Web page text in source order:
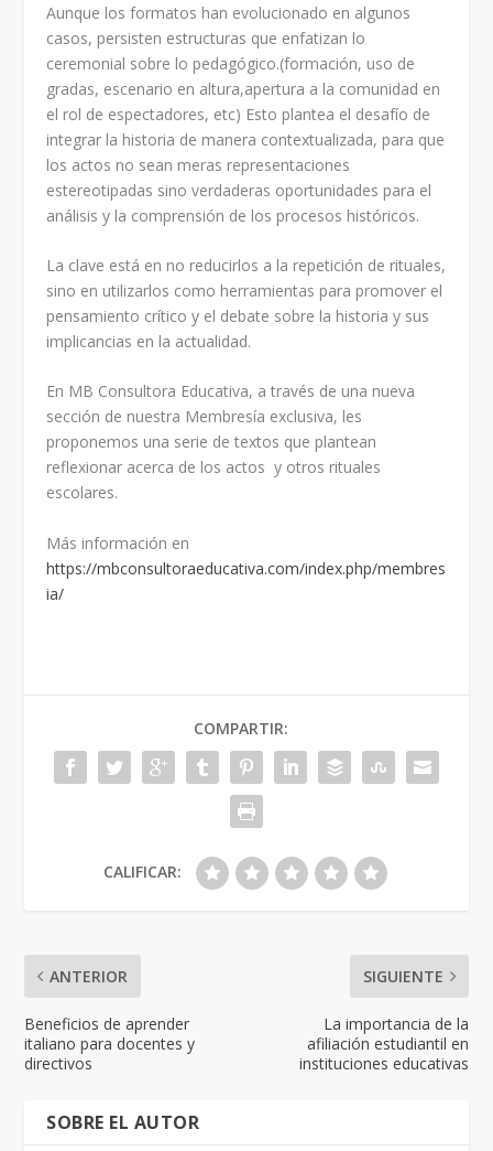
Aunque los formatos han evolucionado en algunos
casos, persisten estructuras que enfatizan lo
ceremonial sobre lo pedagógico.(formación, uso de
gradas, escenario en altura,apertura a la comunidad en
el rol de espectadores, etc) Esto plantea el desafío de
integrar la historia de manera contextualizada, para que
los actos no sean meras representaciones
estereotipadas sino verdaderas oportunidades para el
análisis y la comprensión de los procesos históricos.
La clave está en no reducirlos a la repetición de rituales,
sino en utilizarlos como herramientas para promover el
pensamiento crítico y el debate sobre la historia y sus
implicancias en la actualidad.
En MB Consultora Educativa, a través de una nueva
sección de nuestra Membresía exclusiva, les
proponemos una serie de textos que plantean
reflexionar acerca de los actos y otros rituales
escolares.
Más información en
https://mbconsultoraeducativa.com/index.php/membres
ia/
COMPARTIR:
CALIFICAR:
ANTERIOR
Beneficios de aprender
italiano para docentes y
directivos
SIGUIENTE
La importancia de la
afiliación estudiantil en
instituciones educativas
SOBRE EL AUTOR